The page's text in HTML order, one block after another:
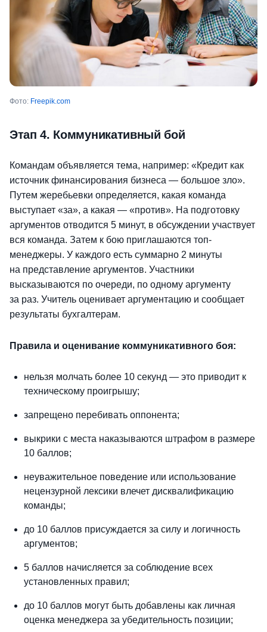
Фото: Freepik.com
Этап 4. Коммуникативный бой
Командам объявляется тема, например: «Кредит как
источник финансирования бизнеса — большое зло».
Путем жеребьевки определяется, какая команда
выступает «за», а какая — «против». На подготовку
аргументов отводится 5 минут, в обсуждении участвует
вся команда. Затем к бою приглашаются топ-
менеджеры. У каждого есть суммарно 2 минуты
на представление аргументов. Участники
высказываются по очереди, по одному аргументу
за раз. Учитель оценивает аргументацию и сообщает
результаты бухгалтерам.
Правила и оценивание коммуникативного боя:
нельзя молчать более 10 секунд — это приводит к
техническому проигрышу;
запрещено перебивать оппонента;
выкрики с места наказываются штрафом в размере
10 баллов;
неуважительное поведение или использование
нецензурной лексики влечет дисквалификацию
команды;
до 10 баллов присуждается за силу и логичность
аргументов;
5 баллов начисляется за соблюдение всех
установленных правил;
до 10 баллов могут быть добавлены как личная
оценка менеджера за убедительность позиции;